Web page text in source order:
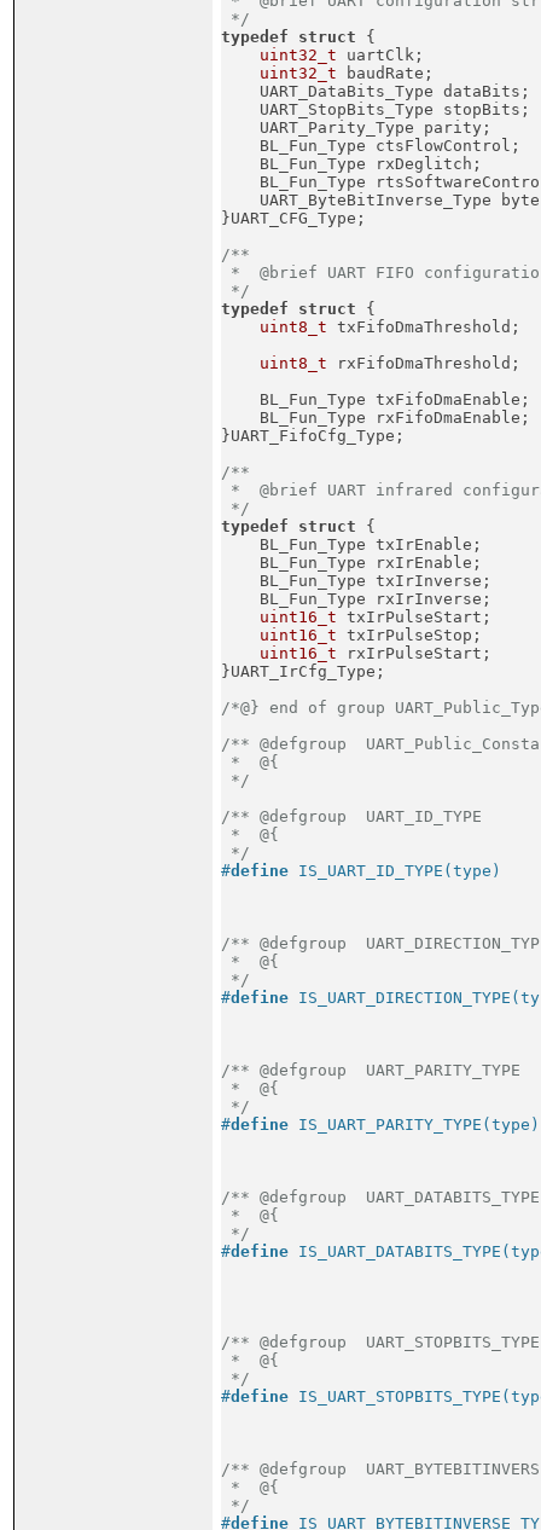
*/
typedef
struct {
uint32_t
uint32_t
UART_DataBits_Type
UART_StopBits_Type
UART_Parity_Type
BL_Fun_Type
BL_Fun_Type
BL_Fun_Type
UART_ByteBitInverse_Type
}UART_CFG_Type;
/**
*  @brief UART FIFO
*/
typedef
struct {
uint8_t
uint8_t
BL_Fun_Type
BL_Fun_Type
}UART_FifoCfg_Type;
/**
*  @brief UART infrared
*/
typedef
struct {
BL_Fun_Type
BL_Fun_Type
BL_Fun_Type
BL_Fun_Type
uint16_t
uint16_t
uint16_t
}UART_IrCfg_Type;
/*@} end of group
/** @defgroup
*  @{
*/
/** @defgroup  UART_ID_TYPE
*  @{
*/
#define
/** @defgroup
*  @{
*/
#define
/** @defgroup  UART_PARITY_TYPE
*  @{
*/
#define
/** @defgroup  UART_DATABITS_TYPE
*  @{
*/
#define
/** @defgroup  UART_STOPBITS_TYPE
*  @{
*/
#define
/** @defgroup
*  @{
*/
#define